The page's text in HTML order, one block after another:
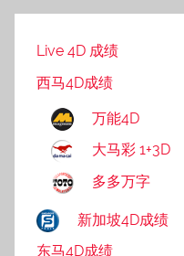
Live 4D 成绩
西马4D成绩
万能4D
大马彩 1+3D
多多万字
新加坡4D成绩
东马4D成绩